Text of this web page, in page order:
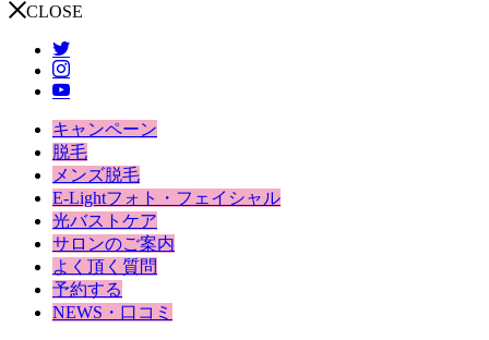
CLOSE
キャンペーン
脱毛
メンズ脱毛
E-Lightフォト・フェイシャル
光バストケア
サロンのご案内
よく頂く質問
予約する
NEWS・口コミ